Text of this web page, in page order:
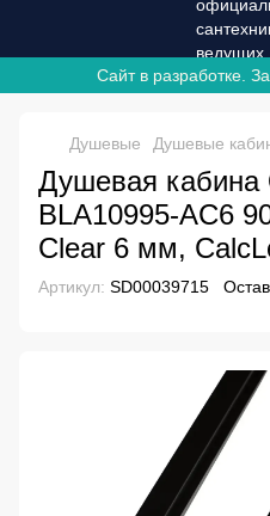
Сайт в разработке.
Душевые Душевые
Душевая кабина
BLA10995-AC6
Clear 6 мм,
Артикул: SD00039715